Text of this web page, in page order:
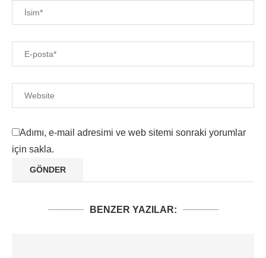
Adımı, e-mail adresimi ve web sitemi sonraki yorumlar
için sakla.
BENZER YAZILAR: